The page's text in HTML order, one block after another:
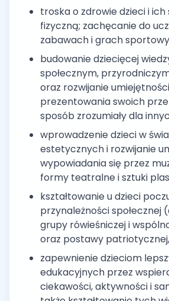
troska o zdrowie dzieci i
fizyczną; zachęcanie do
zabawach i grach
budowanie dziecięcej
społecznym,
oraz rozwijanie umiejętności
prezentowania swoich
sposób zrozumiały dla
wprowadzenie dzieci w
estetycznych i rozwijanie
wypowiadania się przez
formy teatralne i sztuki
kształtowanie u dzieci
przynależności społecznej
grupy rówieśniczej i
oraz postawy patriotycznej,
zapewnienie dzieciom
edukacyjnych przez
ciekawości, aktywności i